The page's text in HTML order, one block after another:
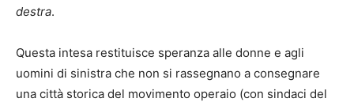
destra.
Questa intesa restituisce speranza alle donne e agli
uomini di sinistra che non si rassegnano a consegnare
una città storica del movimento operaio (con sindaci del